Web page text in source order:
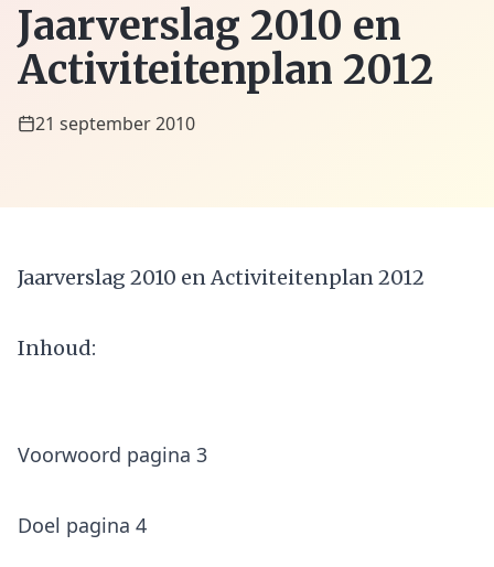
Jaarverslag 2010 en
Activiteitenplan 2012
21 september 2010
Jaarverslag 2010 en Activiteitenplan 2012
Inhoud:
Voorwoord pagina 3
Doel pagina 4